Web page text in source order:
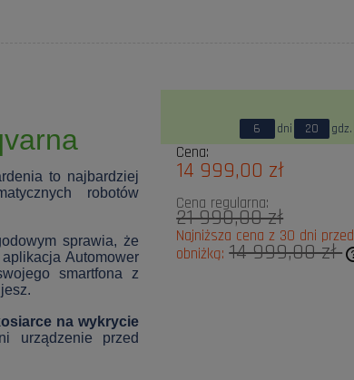
to najbardziej
robotów
sprawia, że
Automower
smartfona z
na wykrycie
urządzenie przed
6
dni 20 gdz.
Cena:
14 999,00 zł
Cena regularna:
21 990,00 zł
Najniższa cena z 30 dni przed
obniżką:14 999,00 zł
momentu, kiedy produkt pojawił się w
sprzedaży.